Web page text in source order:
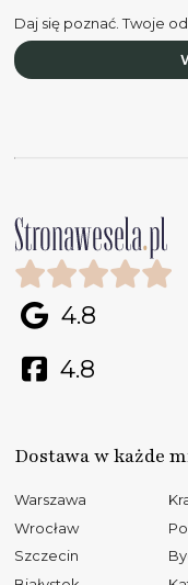
Daj się poznać. Twoje
4.8
4.8
Dostawa w każde
Warszawa
Wrocław
Szczecin